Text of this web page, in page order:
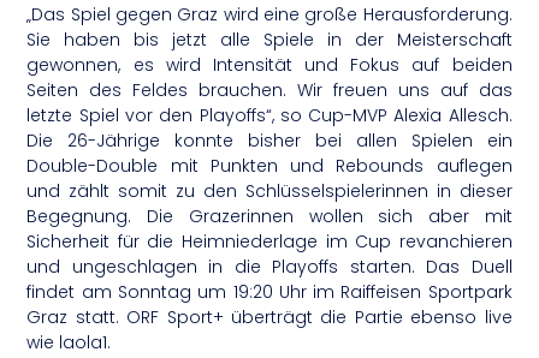
„Das Spiel gegen Graz wird eine große Herausforderung.
Sie haben bis jetzt alle Spiele in der Meisterschaft
gewonnen, es wird Intensität und Fokus auf beiden
Seiten des Feldes brauchen. Wir freuen uns auf das
letzte Spiel vor den Playoffs“, so Cup-MVP Alexia Allesch.
Die 26-Jährige konnte bisher bei allen Spielen ein
Double-Double mit Punkten und Rebounds auflegen
und zählt somit zu den Schlüsselspielerinnen in dieser
Begegnung. Die Grazerinnen wollen sich aber mit
Sicherheit für die Heimniederlage im Cup revanchieren
und ungeschlagen in die Playoffs starten. Das Duell
findet am Sonntag um 19:20 Uhr im Raiffeisen Sportpark
Graz statt. ORF Sport+ überträgt die Partie ebenso live
wie laola1.